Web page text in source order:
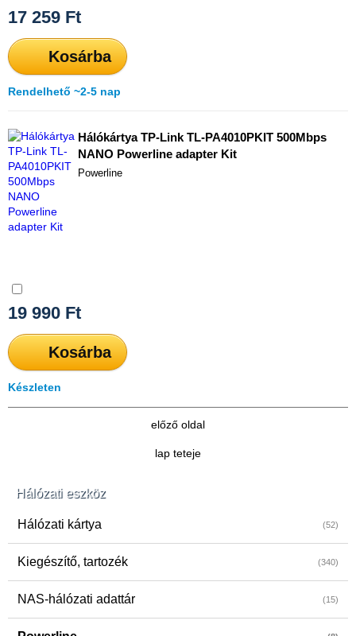
Hálózati eszköz
Hálózati kártya (52)
Kiegészítő, tartozék (340)
NAS-hálózati adattár (15)
17 259 Ft
Kosárba
Rendelhető ~2-5 nap
Hálókártya TP-Link TL-PA4010PKIT 500Mbps
NANO Powerline adapter Kit
Powerline
19 990 Ft
Kosárba
Készleten
előző oldal
lap teteje